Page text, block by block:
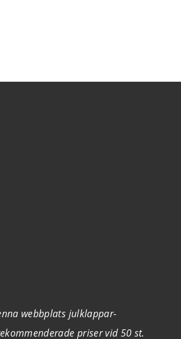
webbplats julklappar-
priser vid 50 st.